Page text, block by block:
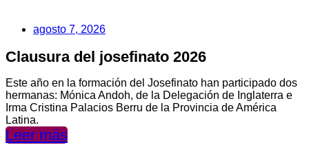
agosto 7, 2026
Clausura del josefinato 2026
Este año en la formación del Josefinato han participado dos
hermanas: Mónica Andoh, de la Delegación de Inglaterra e
Irma Cristina Palacios Berru de la Provincia de América
Latina.
Leer más